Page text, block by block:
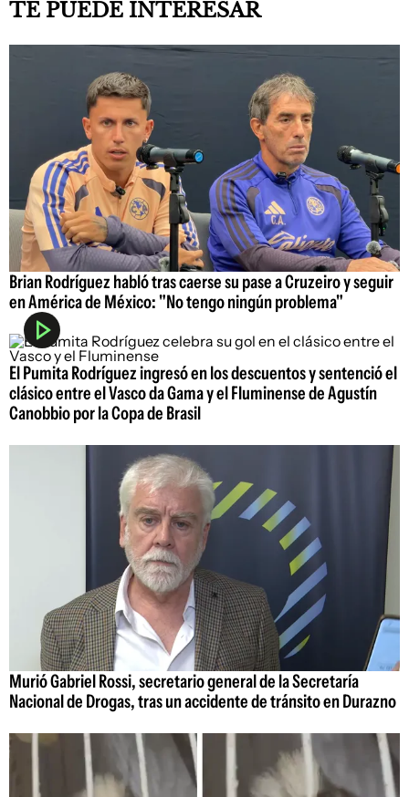
TE PUEDE INTERESAR
Brian Rodríguez habló tras caerse su pase a Cruzeiro y seguir
en América de México: "No tengo ningún problema"
El Pumita Rodríguez ingresó en los descuentos y sentenció el
clásico entre el Vasco da Gama y el Fluminense de Agustín
Canobbio por la Copa de Brasil
Murió Gabriel Rossi, secretario general de la Secretaría
Nacional de Drogas, tras un accidente de tránsito en Durazno